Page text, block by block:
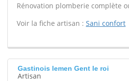
Rénovation plomberie complète
Voir la fiche artisan : Sani confort
Gastinois lemen Gent le roi
Artisan